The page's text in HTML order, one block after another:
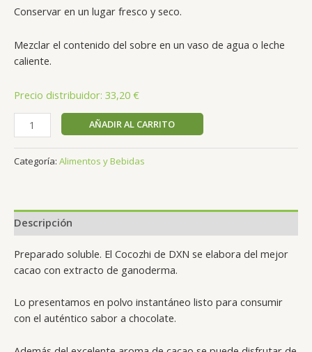
Conservar en un lugar fresco y seco.
Mezclar el contenido del sobre en un vaso de agua o leche
caliente.
Precio distribuidor: 33,20 €
AÑADIR AL CARRITO
Categoría: Alimentos y Bebidas
Descripción
Preparado soluble. El Cocozhi de DXN se elabora del mejor
cacao con extracto de ganoderma.
Lo presentamos en polvo instantáneo listo para consumir
con el auténtico sabor a chocolate.